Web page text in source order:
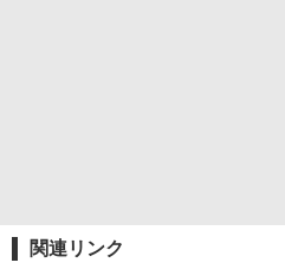
関連リンク